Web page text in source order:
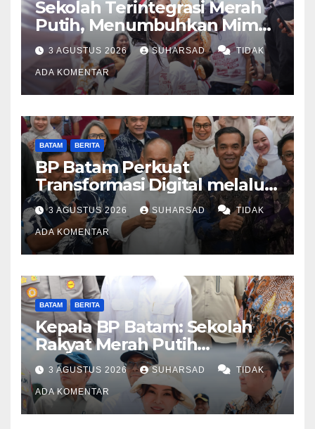
Sekolah Terintegrasi Merah
Putih, Menumbuhkan Mimpi
di Tanah Rempang-Galang
3 AGUSTUS 2026 SUHARSAD TIDAK
ADA KOMENTAR
BATAM BERITA
BP Batam Perkuat
Transformasi Digital melalui
Pengembangan Super Apps
3 AGUSTUS 2026 SUHARSAD TIDAK
ADA KOMENTAR
BATAM BERITA
Kepala BP Batam: Sekolah
Rakyat Merah Putih
Prioritaskan Pendidikan
Anak Keluarga Prasejahtera
3 AGUSTUS 2026 SUHARSAD TIDAK
ADA KOMENTAR